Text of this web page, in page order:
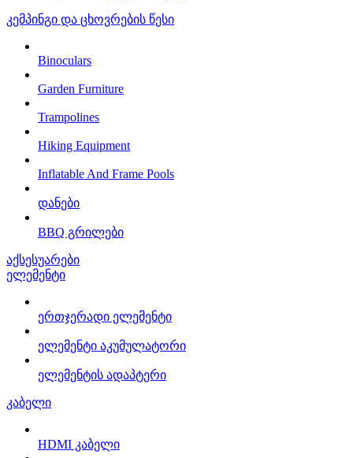
კემპინგი და ცხოვრების წესი
Binoculars
Garden Furniture
Trampolines
Hiking Equipment
Inflatable And Frame Pools
დანები
BBQ გრილები
აქსესუარები
ელემენტი
ერთჯერადი ელემენტი
ელემენტი აკუმულატორი
ელემენტის ადაპტერი
კაბელი
HDMI კაბელი